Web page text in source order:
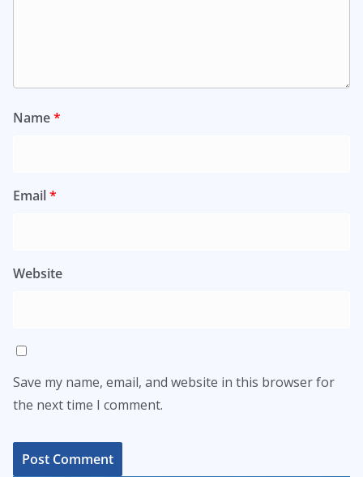
Name*
Email*
Website
Save my name, email, and website in this browser for
the next time I comment.